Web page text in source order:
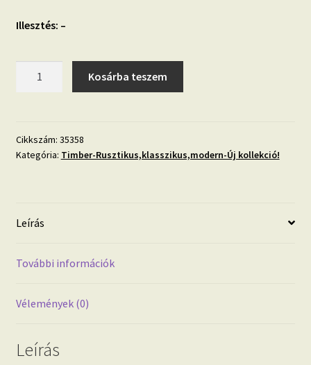
Illesztés: –
35358
Timber
Kosárba teszem
Cikkszám: 35358
Kategória: Timber-Rusztikus,klasszikus,modern-Új kollekció!
Leírás
További információk
Vélemények (0)
Leírás